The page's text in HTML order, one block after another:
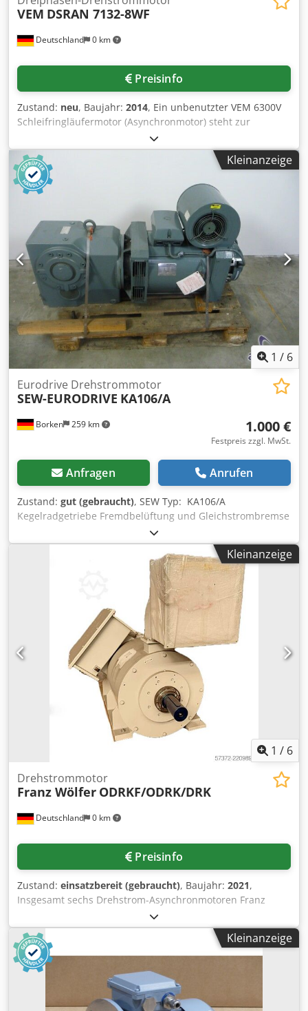
Deutschland 0 km
VEM DSRAN 7132-8WF
Preisinfo
Zustand: neu, Baujahr: 2014, Ein unbenutzter VEM 6300V
Schleifringläufermotor (Asynchronmotor) steht zur
Verfügung. Bauform: IM1001, Schutzart: IP55,
Isolationsklasse: F, Nennleistung: 2580kW (2,58MW),
Nennspannung: 6300V, Nennstrom: 276A, Leistungsfaktor:
0,89, Rotorspannung: 2370V, Rotorstrom: 680A,
Nenndrehzahl: 993U/min, Gesamtgewicht: ca. 14300kg.
Maschinendimensionen X/Y/Z: ca.
3600mm/2300mm/2320mm. Die Maschine ist unbenutzt
und somit neuwertig. Eine Besichtigung nach Absprache
vor Ort ist möglich. Chjdpoxxl Ihofx Ag Esa
Kleinanzeige
1 / 6
Borken 259 km
Eurodrive Drehstrommotor
SEW-EURODRIVE KA106/A
1.000 €
Festpreis zzgl. MwSt.
Anfragen Anrufen
Zustand: gut (gebraucht), SEW Typ: KA106/A
Kegelradgetriebe Fremdbelüftung und Gleichstrombremse
ca 715 kg Zustand: gebraucht / used Lieferumfang: (Siehe
Bild) (Änderungen und Irrtümer in den technischen Daten,
Angaben sind vorbehalten!) Chsdpfx Aozdrx Deg Esa
Weitere Fragen können wir gerne am Telefon für Sie
Kleinanzeige
1 / 6
Deutschland 0 km
Drehstrommotor
Franz Wölfer ODRKF/ODRK/DRK
Preisinfo
Zustand: einsatzbereit (gebraucht), Baujahr: 2021,
Insgesamt sechs Drehstrom-Asynchronmotoren Franz
Wölfer für den Umrichterbetrieb stehen zur Verfügung. 1)
Franz Wölfer ODRKF 355L-6bbT, Baujahr: 2021,
Massenträgheitsmoment: 9,82kgm², Nennleistung: 480kW,
Leistungsfaktor: 0,92, Nenndrehzahl: 2080U/min,
Betriebsart: S1, Laufrichtung: rechts, Gewicht: ca. 2190kg.
Inklusive zweitem Wellenende für Notantrieb und
magnetischem Drehgeber Hübner MAG-PG 200-128-N. 2)
Kleinanzeige